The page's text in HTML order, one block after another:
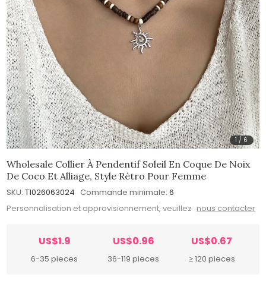
1 / 6
Wholesale Collier À Pendentif Soleil En Coque De Noix
De Coco Et Alliage, Style Rétro Pour Femme
SKU: T1026063024 Commande minimale: 6
Personnalisation et approvisionnement, veuillez nous contacter
US$1.9
6-35 pieces
US$0.96
36-119 pieces
US$0.67
≥ 120 pieces